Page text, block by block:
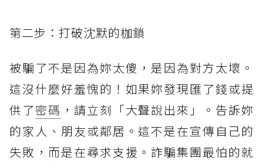
第二步：打破沈默的枷鎖
被騙了不是因為妳太傻，是因為對方太壞。
這沒什麼好羞愧的！如果妳發現匯了錢或提
供了密碼 ，請立刻「大聲說出來」。告訴妳
的家人、朋友或鄰居。這不是在宣傳自己的
失敗，而是在尋求支援。詐騙集團最怕的就